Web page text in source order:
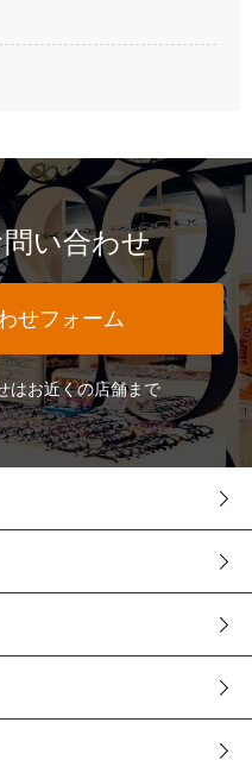
い合わせ
せフォーム
はお近くの店舗まで